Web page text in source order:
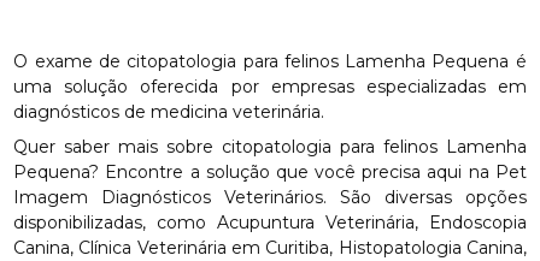
O exame de citopatologia para felinos Lamenha Pequena é
uma solução oferecida por empresas especializadas em
diagnósticos de medicina veterinária.
Quer saber mais sobre citopatologia para felinos Lamenha
Pequena? Encontre a solução que você precisa aqui na Pet
Imagem Diagnósticos Veterinários. São diversas opções
disponibilizadas, como Acupuntura Veterinária, Endoscopia
Canina, Clínica Veterinária em Curitiba, Histopatologia Canina,